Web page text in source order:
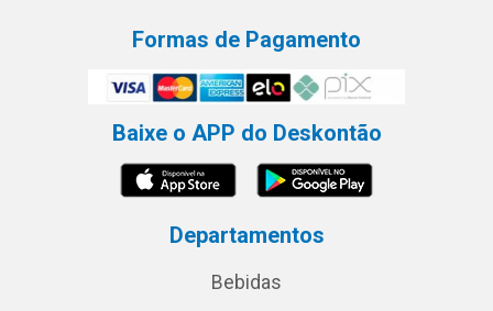
Formas de Pagamento
Baixe o APP do Deskontão
Departamentos
Bebidas